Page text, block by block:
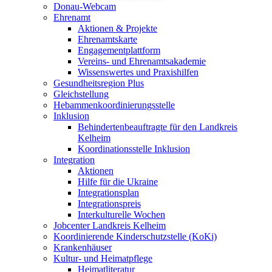
Donau-Webcam
Ehrenamt
Aktionen & Projekte
Ehrenamtskarte
Engagementplattform
Vereins- und Ehrenamtsakademie
Wissenswertes und Praxishilfen
Gesundheitsregion Plus
Gleichstellung
Hebammenkoordinierungsstelle
Inklusion
Behindertenbeauftragte für den Landkreis
Kelheim
Koordinationsstelle Inklusion
Integration
Aktionen
Hilfe für die Ukraine
Integrationsplan
Integrationspreis
Interkulturelle Wochen
Jobcenter Landkreis Kelheim
Koordinierende Kinderschutzstelle (KoKi)
Krankenhäuser
Kultur- und Heimatpflege
Heimatliteratur